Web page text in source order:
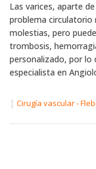
Las varices, aparte
problema circulatorio
molestias, pero
trombosis,
personalizado, por lo
especialista en
| Cirugía vascular -